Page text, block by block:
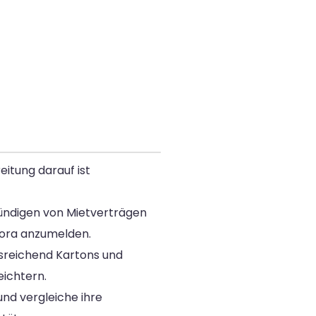
darauf ist
von Mietverträgen
anzumelden.
Kartons und
vergleiche ihre